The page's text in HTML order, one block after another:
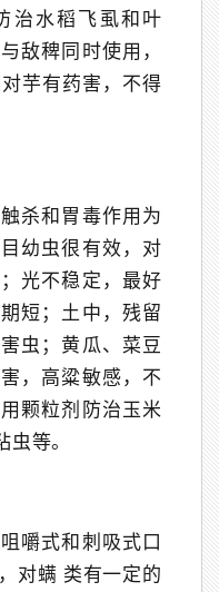
治水稻飞虱和叶
敌稗同时使用，
芋有药害，不得
杀和胃毒作用为
幼虫很有效，对
光不稳定，最好
短；土中，残留
虫；黄瓜、菜豆
，高粱敏感，不
颗粒剂防治玉米
等。
嚼式和刺吸式口
对螨 类有一定的